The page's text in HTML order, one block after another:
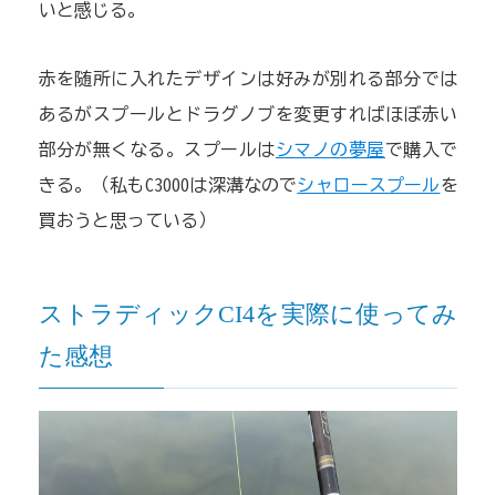
いと感じる。
赤を随所に入れたデザインは好みが別れる部分では
あるがスプールとドラグノブを変更すればほぼ赤い
部分が無くなる。スプールはシマノの夢屋で購入で
きる。（私もC3000は深溝なのでシャロースプールを
買おうと思っている）
ストラディックCI4を実際に使ってみ
た感想